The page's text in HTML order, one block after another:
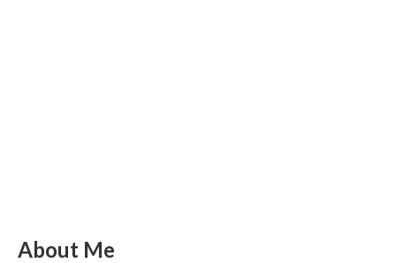
About Me